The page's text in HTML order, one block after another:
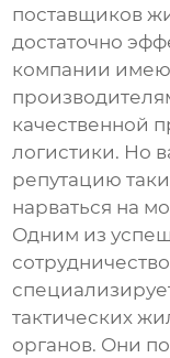
поставщиков
достаточно
компании
качественной
логистики. Но
репутацию
нарваться на
Одним из
тактических
органов. Они